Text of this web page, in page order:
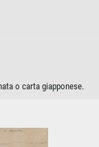
o carta giapponese.